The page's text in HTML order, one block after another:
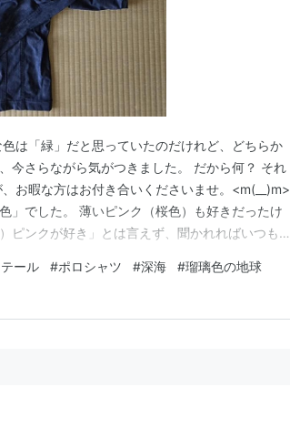
は「緑」だと思っていたのだけれど、どちらか
今さらながら気がつきました。 だから何？ それ
お暇な方はお付き合いくださいませ。<m(__)m>
」でした。 薄いピンク（桜色）も好きだったけ
ピンクが好き」とは言えず、聞かれればいつも
綺麗な発色だったことを覚えています。 中学生
えていたよ…
ール #ポロシャツ #深海 #瑠璃色の地球